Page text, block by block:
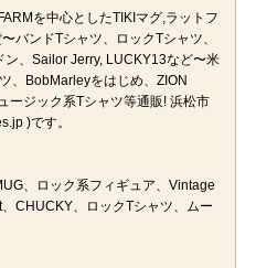
を中心としたTIKIマグ,ラットフ
バンドTシャツ、ロックTシャツ、
、Sailor Jerry, LUCKY13など〜米
、BobMarleyをはじめ、ZION
ージック系Tシャツ等通販! 浜松市
)です。
、ロック系フィギュア、Vintage
CHUCKY、ロックTシャツ、ムー